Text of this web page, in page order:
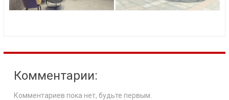
Комментарии:
Комментариев пока нет, будьте первым.